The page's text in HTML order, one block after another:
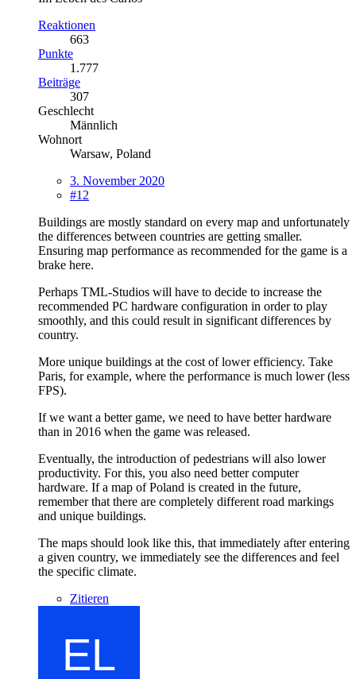
Reaktionen
663
Punkte
1.777
Beiträge
307
Geschlecht
Männlich
Wohnort
Warsaw, Poland
3. November 2020
#12
Buildings are mostly standard on every map and unfortunately
the differences between countries are getting smaller.
Ensuring map performance as recommended for the game is a
brake here.
Perhaps TML-Studios will have to decide to increase the
recommended PC hardware configuration in order to play
smoothly, and this could result in significant differences by
country.
More unique buildings at the cost of lower efficiency. Take
Paris, for example, where the performance is much lower (less
FPS).
If we want a better game, we need to have better hardware
than in 2016 when the game was released.
Eventually, the introduction of pedestrians will also lower
productivity. For this, you also need better computer
hardware. If a map of Poland is created in the future,
remember that there are completely different road markings
and unique buildings.
The maps should look like this, that immediately after entering
a given country, we immediately see the differences and feel
the specific climate.
Zitieren